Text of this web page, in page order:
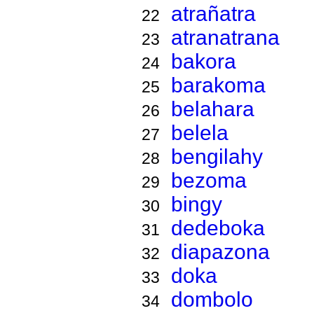
22 atrañatra
23 atranatrana
24 bakora
25 barakoma
26 belahara
27 belela
28 bengilahy
29 bezoma
30 bingy
31 dedeboka
32 diapazona
33 doka
34 dombolo